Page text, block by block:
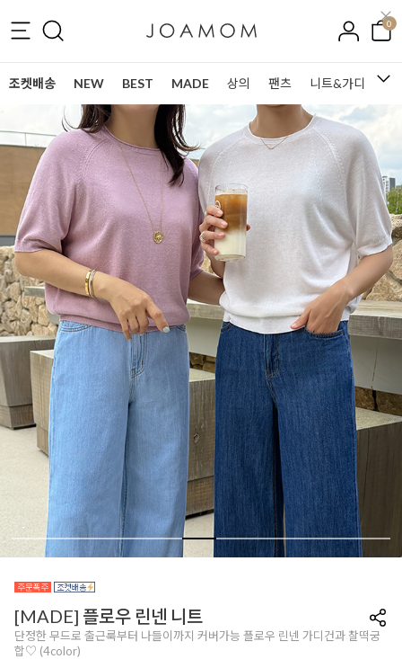
0
조켓배송 NEW BEST MADE 상의 팬츠 니트&가디건
[MADE] 플로우 린넨 니트
단정한 무드로 출근룩부터 나들이까지 커버가능 플로우 린넨 가디건과 찰떡궁
합♡ (4color)